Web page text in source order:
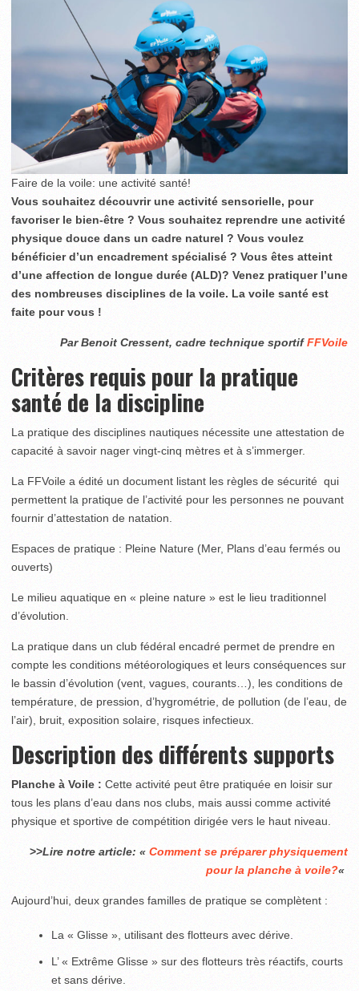
Faire de la voile: une activité santé!
Vous souhaitez découvrir une activité sensorielle, pour
favoriser le bien-être ? Vous souhaitez reprendre une activité
physique douce dans un cadre naturel ? Vous voulez
bénéficier d’un encadrement spécialisé ? Vous êtes atteint
d’une affection de longue durée (ALD)? Venez pratiquer l’une
des nombreuses disciplines de la voile. La voile santé est
faite pour vous !
Par Benoit Cressent, cadre technique sportifFFVoile
Critères requis pour la pratique
santé de la discipline
La pratique des disciplines nautiques nécessite une attestation de
capacité à savoir nager vingt-cinq mètres et à s’immerger.
La FFVoile a édité un document listant les règles de sécurité qui
permettent la pratique de l’activité pour les personnes ne pouvant
fournir d’attestation de natation.
Espaces de pratique : Pleine Nature (Mer, Plans d’eau fermés ou
ouverts)
Le milieu aquatique en « pleine nature » est le lieu traditionnel
d’évolution.
La pratique dans un club fédéral encadré permet de prendre en
compte les conditions météorologiques et leurs conséquences sur
le bassin d’évolution (vent, vagues, courants…), les conditions de
température, de pression, d’hygrométrie, de pollution (de l’eau, de
l’air), bruit, exposition solaire, risques infectieux.
Description des différents supports
Planche à Voile : Cette activité peut être pratiquée en loisir sur
tous les plans d’eau dans nos clubs, mais aussi comme activité
physique et sportive de compétition dirigée vers le haut niveau.
>>Lire notre article: « Comment se préparer physiquement
pour la planche à voile?«
Aujourd’hui, deux grandes familles de pratique se complètent :
La « Glisse », utilisant des flotteurs avec dérive.
L’ « Extrême Glisse » sur des flotteurs très réactifs, courts
et sans dérive.